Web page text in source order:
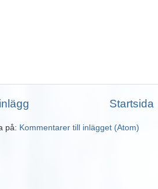
Startsida
på: Kommentarer till inlägget (Atom)